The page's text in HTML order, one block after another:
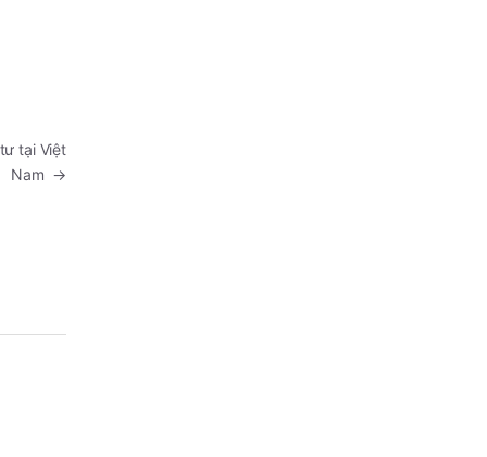
tại Việt
Nam →